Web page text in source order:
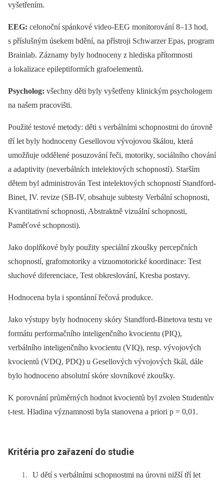
vyšetřením.
EEG: celonoční spánkové video‑EEG monitorování 8–13 hod,
s příslušným úsekem bdění, na přístroji Schwarzer Epas, program
Brainlab. Záznamy byly hodnoceny z hlediska přítomnosti
a lokalizace epileptiformích grafoelementů.
Psycholog: všechny děti byly vyšetřeny klinickým psychologem
na našem pracovišti.
Použité testové metody: děti s verbálními schopnostmi do úrovně
tří let byly hodnoceny Gesellovou vývojovou škálou, která
umožňuje oddělené posuzování řeči, motoriky, sociálního chování
a adaptivity (neverbálních intelektových schopností). Starším
dětem byl administrován Test intelektových schopností Standford-
Binet, IV. revize (SB-IV, obsahuje subtesty Verbální schopnosti,
Kvantitativní schopnosti, Abstraktně vizuální schopnosti,
Paměťové schopnosti).
Jako doplňkové byly použity speciální zkoušky percepčních
schopností, grafomotoriky a vizuomotorické koordinace: Test
sluchové diferenciace, Test obkreslování, Kresba postavy.
Hodnocena byla i spontánní řečová produkce.
Jako výstupy byly hodnoceny skóry Stand­ford-Binetova testu ve
formátu performačního inteligenčního kvocientu (PIQ),
verbálního inteligenčního kvocientu (VIQ), resp. vývojových
kvocientů (VDQ, PDQ) u Gesellových vývojových škál, dále
bylo hodnoceno absolutní skóre slovníkové zkoušky.
K porovnání průměrných hodnot kvocientů byl zvolen Studentův
t‑test. Hladina významnosti byla stanovena a priori p = 0,01.
Kritéria pro zařazení do studie
U dětí s verbálními schopnostmi na úrovni nižší tří let